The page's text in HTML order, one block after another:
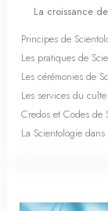
La croissance
Principes de
Les pratiques de
Les cérémonies de
Les services du
Credos et Codes de
La Scientologie